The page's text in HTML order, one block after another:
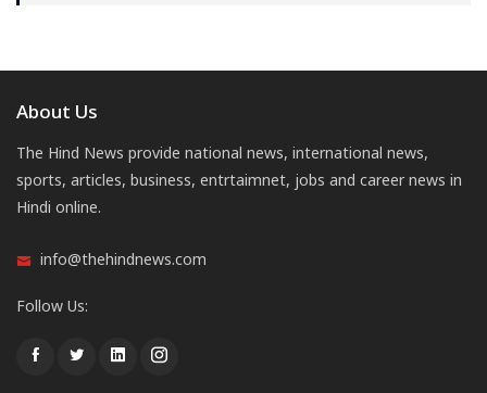
About Us
The Hind News provide national news, international news,
sports, articles, business, entrtaimnet, jobs and career news in
Hindi online.
info@thehindnews.com
Follow Us: